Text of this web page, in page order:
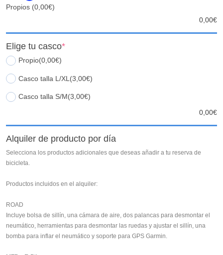
Propios (0,00€)
0,00€
Elige tu casco*
Propio(0,00€)
Casco talla L/XL (3,00€)
Casco talla S/M(3,00€)
0,00€
Alquiler de producto por día
Selecciona los productos adicionales que deseas añadir a tu reserva de
bicicleta.
Productos incluidos en el alquiler:
ROAD
Incluye bolsa de sillín, una cámara de aire, dos palancas para desmontar el
neumático, herramientas para desmontar las ruedas y ajustar el sillín, una
bomba para inflar el neumático y soporte para GPS Garmin.